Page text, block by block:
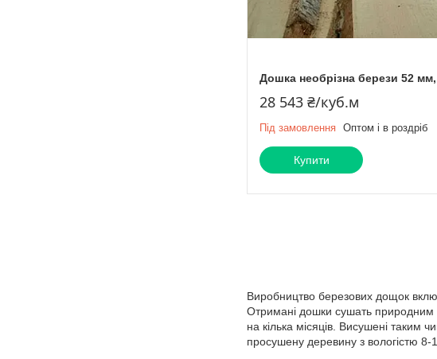
Дошка необрізна берези 52 мм,
28 543 ₴/куб.м
Під замовлення Оптом і в роздріб
Купити
Виробництво березових дощок
Отримані дошки сушать природним
на кілька місяців. Висушені таким
просушену деревину з вологістю 8-